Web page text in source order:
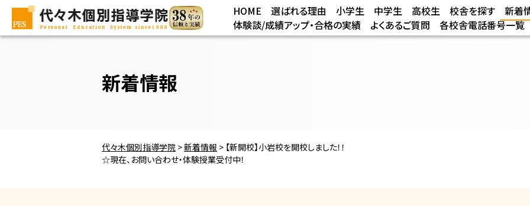
HOME 選ばれる理由 小学生 中学生 高校生 校舎を探す
新着
体験談/成績アップ・合格の実績
よくあるご質問 各校舎電話番号一覧
新着情報
代々木個別指導学院 >新着情報 > 【新開校】小岩校を開校しました！！
☆現在、お問い合わせ・体験授業受付中！